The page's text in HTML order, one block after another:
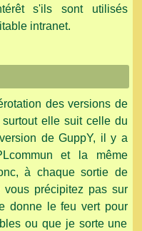
s'ils sont utilisés
intranet.
des versions de
elle suit celle du
de GuppY, il y a
et la même
à chaque sortie de
vous précipitez pas sur
donne le feu vert pour
ou que je sorte une